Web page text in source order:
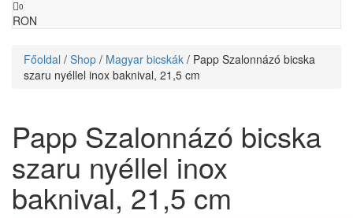
0
RON
Főoldal / Shop / Magyar bicskák / Papp Szalonnázó bicska
szaru nyéllel inox baknival, 21,5 cm
Papp Szalonnázó bicska
szaru nyéllel inox
baknival, 21,5 cm